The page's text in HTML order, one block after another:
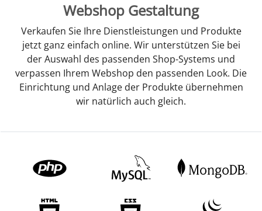
Webshop Gestaltung
Verkaufen Sie Ihre Dienstleistungen und Produkte
jetzt ganz einfach online. Wir unterstützen Sie bei
der Auswahl des passenden Shop-Systems und
verpassen Ihrem Webshop den passenden Look. Die
Einrichtung und Anlage der Produkte übernehmen
wir natürlich auch gleich.